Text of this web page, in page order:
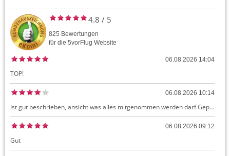
4.8 / 5
825 Bewertungen
für die 5vorFlug Website
06.08.2026 14:04
TOP!
06.08.2026 10:14
Ist gut beschrieben, ansicht was alles mitgenommen werden darf Gepäck dürfte auch kostenloses Handgepäck umfassen, ansonsten sehr easy zu machen
06.08.2026 09:12
Gut